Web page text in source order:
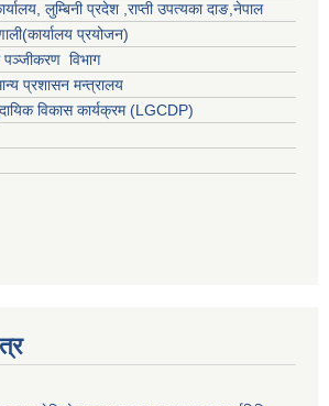
लुम्बिनी प्रदेश ,राप्ती उपत्यका दाङ,नेपाल
प्रयोजन)
पञ्जीकरण विभाग
प्रशासन मन्त्रालय
विकास कार्यक्रम (LGCDP)